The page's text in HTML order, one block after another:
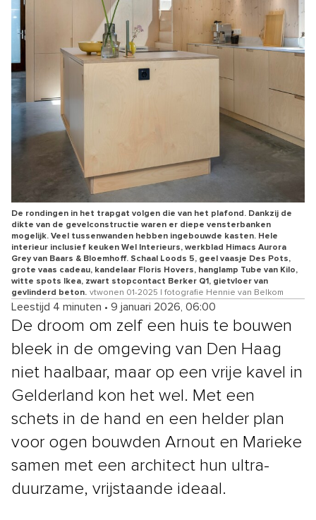
De rondingen in het trapgat volgen die van het plafond. Dankzij de
dikte van de gevelconstructie waren er diepe vensterbanken
mogelijk. Veel tussenwanden hebben ingebouwde kasten. Hele
interieur inclusief keuken Wel Interieurs, werkblad Himacs Aurora
Grey van Baars & Bloemhoff. Schaal Loods 5, geel vaasje Des Pots,
grote vaas cadeau, kandelaar Floris Hovers, hanglamp Tube van Kilo,
witte spots Ikea, zwart stopcontact Berker Q1, gietvloer van
gevlinderd beton. vtwonen 01-2025 | fotografie Hennie van Belkom
Leestijd 4 minuten • 9 januari 2026, 06:00
De droom om zelf een huis te bouwen
bleek in de omgeving van Den Haag
niet haalbaar, maar op een vrije kavel in
Gelderland kon het wel. Met een
schets in de hand en een helder plan
voor ogen bouwden Arnout en Marieke
samen met een architect hun ultra-
duurzame, vrijstaande ideaal.